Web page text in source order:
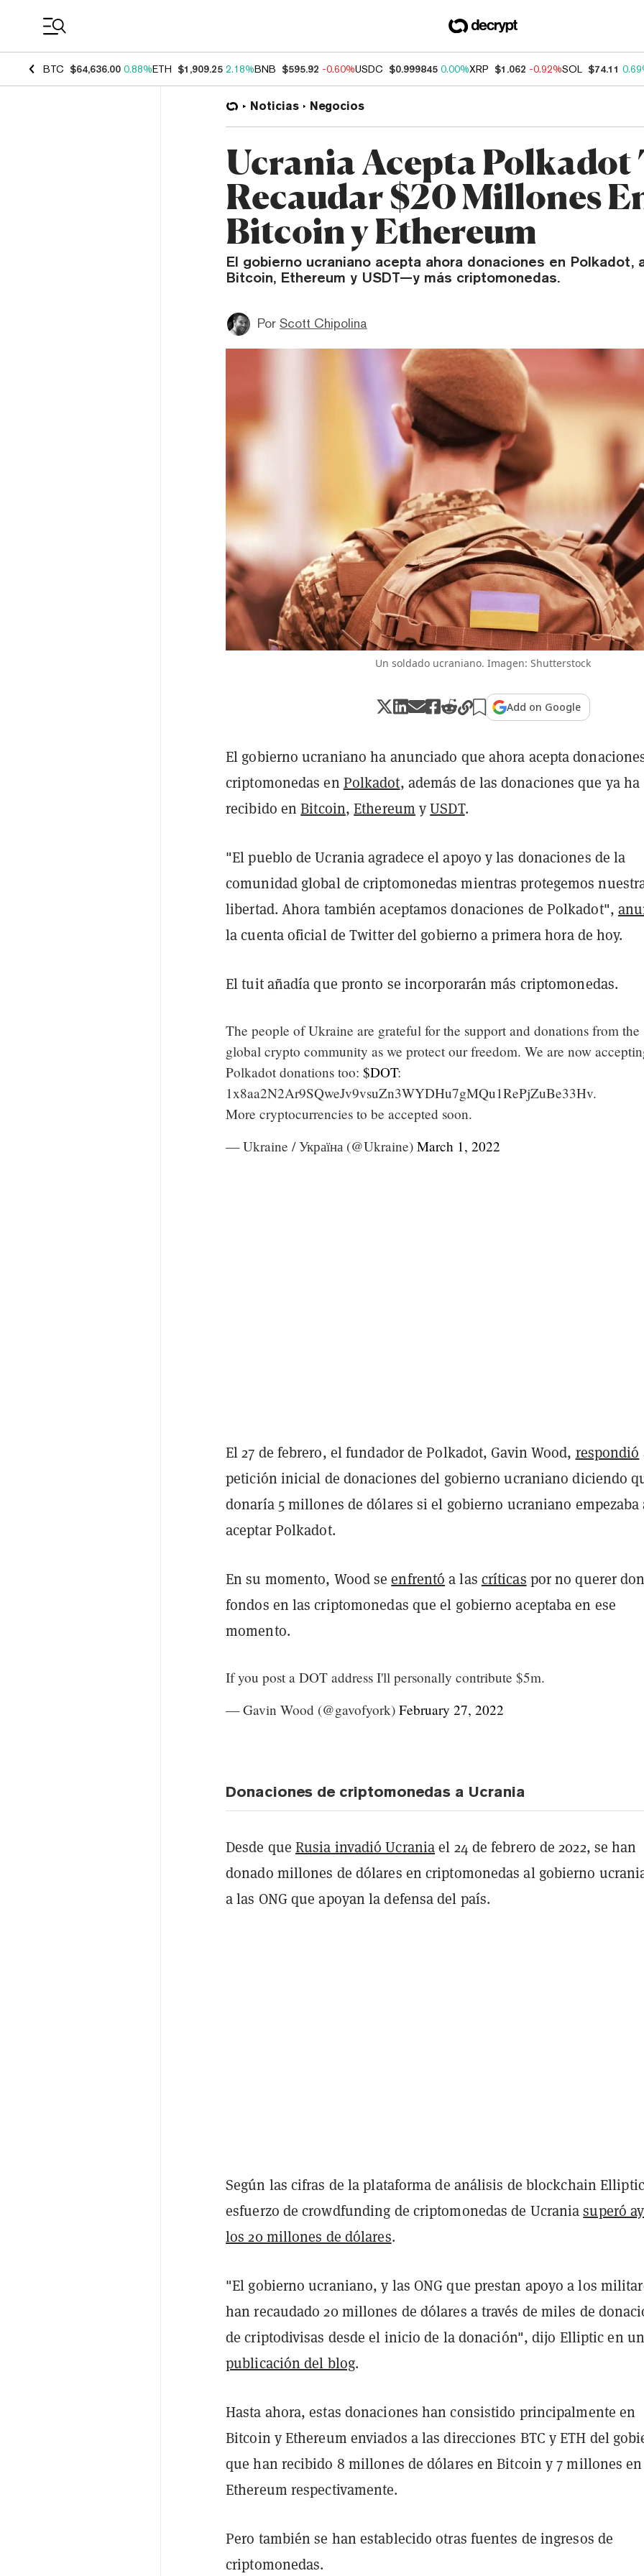
BTC $64,636.00 0.88%ETH $1,909.25 2.18%BNB $595.92 -0.60%USDC $0.999845 0.00%XRP $1.062 -0.92%SOL $74.11
Noticias Negocios
Ucrania Acepta Polkadot
Recaudar $20 Millones
Bitcoin y Ethereum
El gobierno ucraniano acepta ahora donaciones en Polkadot,
Bitcoin, Ethereum y USDT—y más criptomonedas.
Por Scott Chipolina
Un soldado ucraniano. Imagen: Shutterstock
Add on Google
El gobierno ucraniano ha anunciado que ahora acepta
criptomonedas en Polkadot, además de las donaciones que ya ha
recibido enBitcoin,Ethereum yUSDT.
"El pueblo de Ucrania agradece el apoyo y las donaciones de la
comunidad global de criptomonedas mientras protegemos
libertad. Ahora también aceptamos donaciones de Polkadot",
la cuenta oficial de Twitter del gobierno a primera hora de hoy.
El tuit añadía que pronto se incorporarán más criptomonedas.
The people of Ukraine are grateful for the support and donations from the
global crypto community as we protect our freedom. We are now
Polkadot donations too: $DOT:
1x8aa2N2Ar9SQweJv9vsuZn3WYDHu7gMQu1RePjZuBe33Hv.
More cryptocurrencies to be accepted soon.
— Ukraine / Україна (@Ukraine) March 1, 2022
El 27 de febrero, el fundador de Polkadot, Gavin Wood, respondió
petición inicial de donaciones del gobierno ucraniano diciendo
donaría 5 millones de dólares si el gobierno ucraniano empezaba
aceptar Polkadot.
En su momento, Wood seenfrentó a las críticas por no querer
fondos en las criptomonedas que el gobierno aceptaba en ese
momento.
If you post a DOT address I'll personally contribute $5m.
— Gavin Wood (@gavofyork) February 27, 2022
Donaciones de criptomonedas a Ucrania
Desde que Rusia invadió Ucraniael 24 de febrero de 2022, se han
donado millones de dólares en criptomonedas al gobierno
a las ONG que apoyan la defensa del país.
Según las cifras de la plataforma de análisis de blockchain
esfuerzo de crowdfunding de criptomonedas de Ucraniasuperó
los 20 millones de dólares.
"El gobierno ucraniano, y las ONG que prestan apoyo a los
han recaudado 20 millones de dólares a través de miles de
de criptodivisas desde el inicio de la donación", dijo Elliptic en
publicación del blog.
Hasta ahora, estas donaciones han consistido principalmente en
Bitcoin y Ethereum enviados a las direcciones BTC y ETH del
que han recibido 8 millones de dólares en Bitcoin y 7 millones en
Ethereum respectivamente.
Pero también se han establecido otras fuentes de ingresos de
criptomonedas.